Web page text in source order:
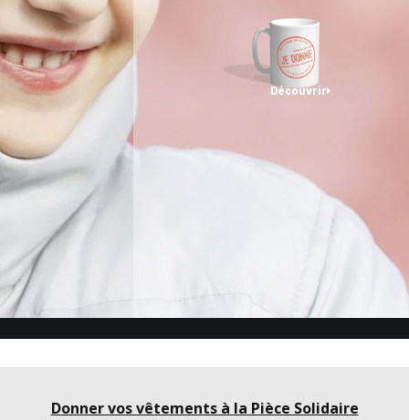
Découvrir
Donner vos vêtements à la Pièce Solidaire